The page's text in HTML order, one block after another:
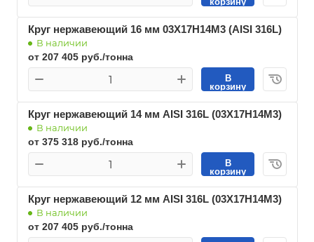
Круг нержавеющий 16 мм 03Х17Н14М3 (AISI 316L)
В наличии
от 207 405 руб./тонна
В
корзину
Круг нержавеющий 14 мм AISI 316L (03Х17Н14М3)
В наличии
от 375 318 руб./тонна
В
корзину
Круг нержавеющий 12 мм AISI 316L (03Х17Н14М3)
В наличии
от 207 405 руб./тонна